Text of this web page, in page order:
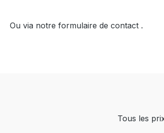
Ou via notre formulaire de contact .
Tous les